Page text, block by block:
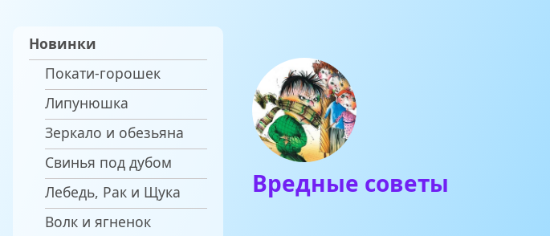
Новинки
Покати-горошек
Липунюшка
Зеркало и обезьяна
Свинья под дубом
Лебедь, Рак и Щука
Волк и ягненок
Вредные советы